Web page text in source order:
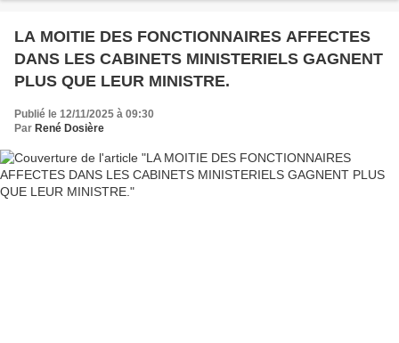
LA MOITIE DES FONCTIONNAIRES AFFECTES
DANS LES CABINETS MINISTERIELS GAGNENT
PLUS QUE LEUR MINISTRE.
Publié le 12/11/2025 à 09:30
Par René Dosière